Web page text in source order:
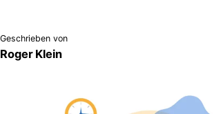
Geschrieben von
Roger Klein